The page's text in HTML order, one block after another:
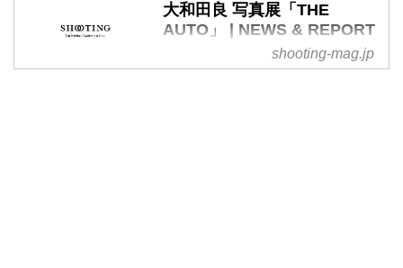
大和田良 写真展「THE
AUTO」 | NEWS & REPORT
| SHOOTING（シューティン
グ）
shooting-mag.jp